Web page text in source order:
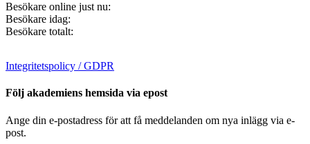
Besökare online just nu:
Besökare idag:
Besökare totalt:
Integritetspolicy / GDPR
Följ akademiens hemsida via epost
Ange din e-postadress för att få meddelanden om nya inlägg via e-
post.